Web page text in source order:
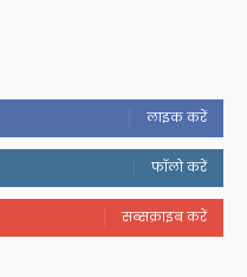
लाइक करें
फॉलो करें
सब्सक्राइब करें